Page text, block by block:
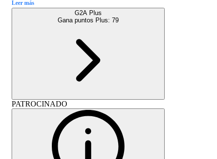
Leer más
G2A Plus
Gana puntos Plus: 79
PATROCINADO